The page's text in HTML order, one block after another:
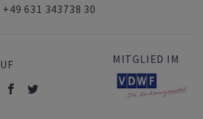
+49 631 343738 30
MITGLIED IM